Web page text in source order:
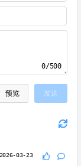
0/500
预览 发送
2026-03-23